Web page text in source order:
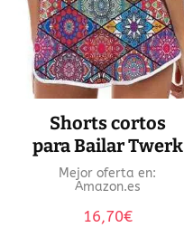
Shorts cortos
para Bailar Twerk
Mejor oferta en:
Amazon.es
16,70€